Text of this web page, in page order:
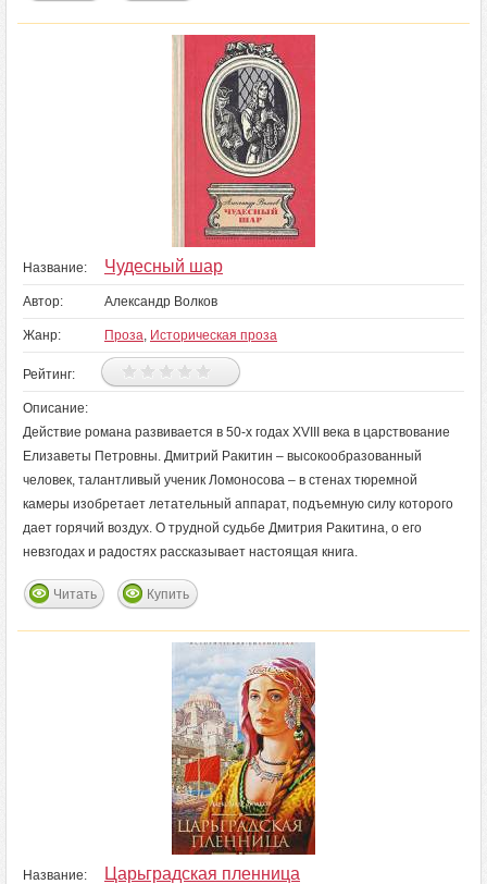
Название: Чудесный шар
Автор: Александр Волков
Жанр: Проза, Историческая проза
Рейтинг:
Описание:
Действие романа развивается в 50-х годах XVIII века в царствование
Елизаветы Петровны. Дмитрий Ракитин – высокообразованный
человек, талантливый ученик Ломоносова – в стенах тюремной
камеры изобретает летательный аппарат, подъемную силу которого
дает горячий воздух. О трудной судьбе Дмитрия Ракитина, о его
невзгодах и радостях рассказывает настоящая книга.
Читать Купить
Название: Царьградская пленница